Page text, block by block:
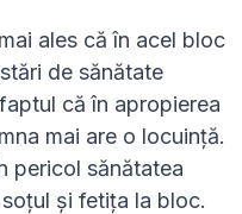
ales că în acel bloc
de sănătate
că în apropierea
mai are o locuință.
pericol sănătatea
și fetița la bloc.